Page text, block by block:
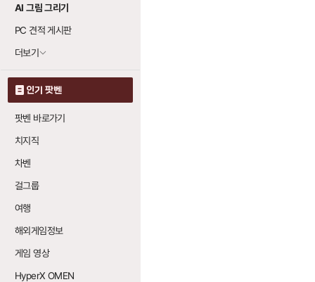
AI 그림 그리기
PC 견적 게시판
더보기
인기 팟벤
팟벤 바로가기
치지직
차벤
걸그룹
여행
해외게임정보
게임 영상
HyperX OMEN